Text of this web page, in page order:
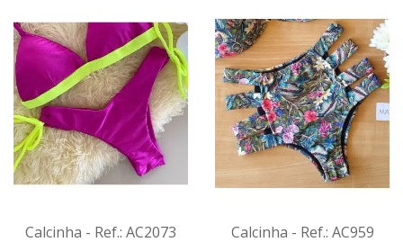
Calcinha - Ref.: AC2073
Calcinha - Ref.: AC959